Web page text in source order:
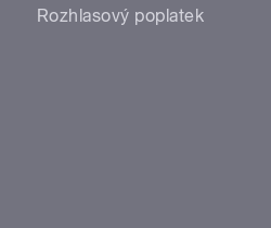
Rozhlasový poplatek